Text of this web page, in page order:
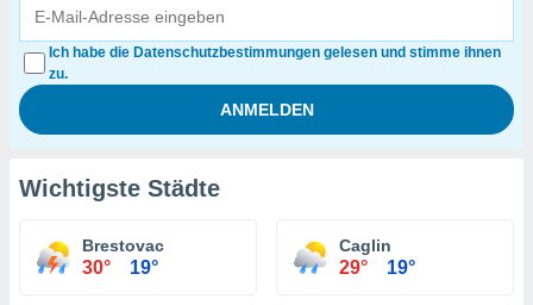
Ich habe die Datenschutzbestimmungen gelesen und stimme ihnen
zu.
Wichtigste Städte
Brestovac
30° 19°
Caglin
29° 19°